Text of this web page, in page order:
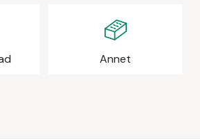
Annet